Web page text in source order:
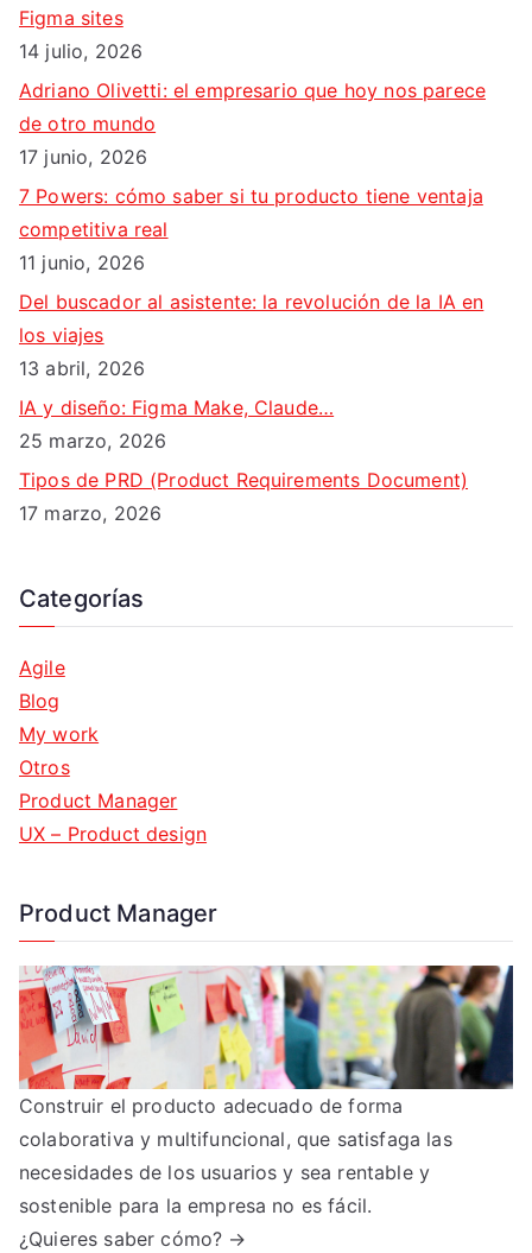
Figma sites
14 julio, 2026
Adriano Olivetti: el empresario que hoy nos parece
de otro mundo
17 junio, 2026
7 Powers: cómo saber si tu producto tiene ventaja
competitiva real
11 junio, 2026
Del buscador al asistente: la revolución de la IA en
los viajes
13 abril, 2026
IA y diseño: Figma Make, Claude…
25 marzo, 2026
Tipos de PRD (Product Requirements Document)
17 marzo, 2026
Categorías
Agile
Blog
My work
Otros
Product Manager
UX – Product design
Product Manager
Construir el producto adecuado de forma
colaborativa y multifuncional, que satisfaga las
necesidades de los usuarios y sea rentable y
sostenible para la empresa no es fácil.
¿Quieres saber cómo? →